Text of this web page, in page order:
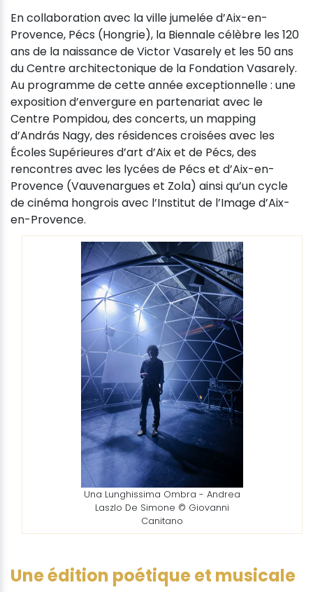
En collaboration avec la ville jumelée d’Aix-en-
Provence, Pécs (Hongrie), la Biennale célèbre les 120
ans de la naissance de Victor Vasarely et les 50 ans
du Centre architectonique de la Fondation Vasarely.
Au programme de cette année exceptionnelle : une
exposition d’envergure en partenariat avec le
Centre Pompidou, des concerts, un mapping
d’András Nagy, des résidences croisées avec les
Écoles Supérieures d’art d’Aix et de Pécs, des
rencontres avec les lycées de Pécs et d’Aix-en-
Provence (Vauvenargues et Zola) ainsi qu’un cycle
de cinéma hongrois avec l’Institut de l’Image d’Aix-
en-Provence.
Una Lunghissima Ombra - Andrea
Laszlo De Simone © Giovanni
Canitano
Une édition poétique et musicale